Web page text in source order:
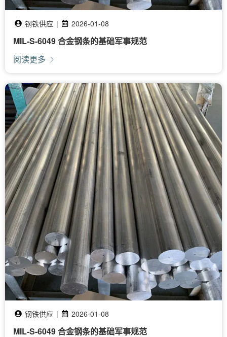
钢铁供应 | 2026-01-08
MIL-S-6049 合金钢条的基础军事规范
阅读更多
钢铁供应 | 2026-01-08
MIL-S-6049 合金钢条的基础军事规范